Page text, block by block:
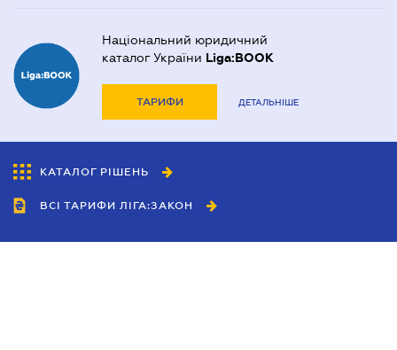
Національний юридичний
каталог України Liga:BOOK
ТАРИФИ ДЕТАЛЬНІШЕ
КАТАЛОГ РІШЕНЬ
ВСІ ТАРИФИ ЛІГА:ЗАКОН